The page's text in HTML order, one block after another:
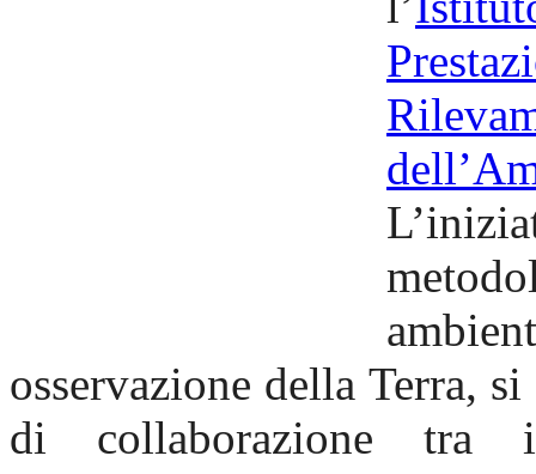
osservazione della Terra,
di collaborazione tra